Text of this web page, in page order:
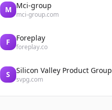
M Mci-group
mci-group.com
F Foreplay
foreplay.co
S Silicon Valley Product Group
svpg.com